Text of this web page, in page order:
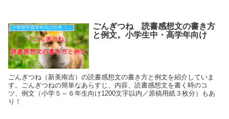
小学校中高学年向けの本（原稿用紙３枚分）
ごんぎつね 読書感想文の書き方
と例文。小学生中・高学年向け
ごんぎつね（新美南吉）の読書感想文の書き方と例文を紹介していま
す。ごんぎつねの簡単なあらすじ、内容、読書感想文を書く時のコ
ツ、例文（小学５～６年生向け1200文字以内／原稿用紙３枚分）もあ
り！